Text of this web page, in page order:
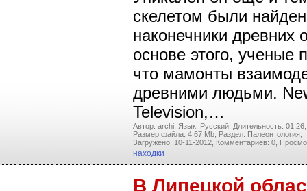
скелетом были
наконечники древних
основе этого, ученые
что мамонты
древними людьми.
Television,…
Автор: archi, Язык: Русский, Длительность: 01:26,
Размер файла: 4.67 Mb, Раздел: Палеонтология,
Загружено: 10-11-2012, Комментариев: 0,
находки
В Липецкой